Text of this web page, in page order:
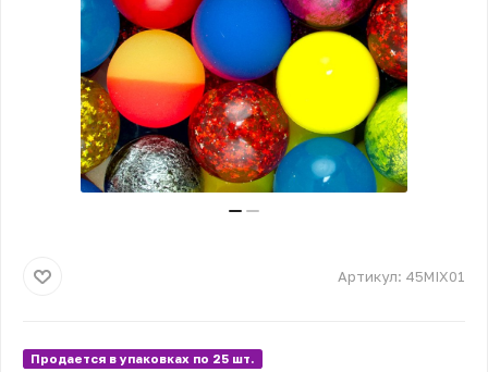
Артикул: 45MIX01
Продается в упаковках по 25 шт.